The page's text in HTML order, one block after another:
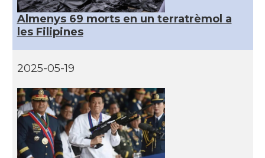
Almenys 69 morts en un terratrèmol a
les Filipines
2025-05-19